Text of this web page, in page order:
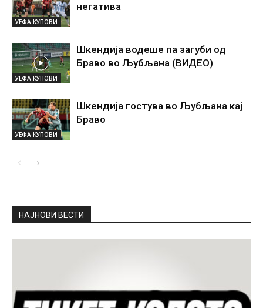
УЕФА КУПОВИ
негатива
УЕФА КУПОВИ
Шкендија водеше па загуби од
Браво во Љубљана (ВИДЕО)
УЕФА КУПОВИ
Шкендија гостува во Љубљана кај
Браво
НАЈНОВИ ВЕСТИ